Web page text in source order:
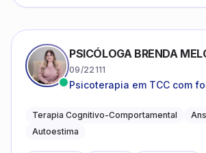
PSICÓLOGA BRENDA
09/22111
Psicoterapia em TCC com
o cotidiano
Terapia Cognitivo-Comportamental
Autoestima